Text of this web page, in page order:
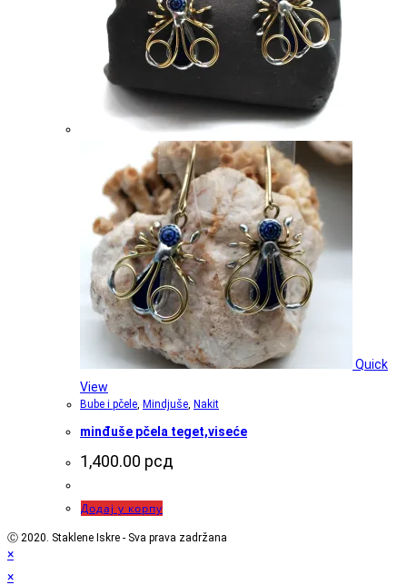
Quick
View
Bube i pčele, Mindjuše, Nakit
minđuše pčela teget,viseće
1,400.00 рсд
Додај у корпу
Ⓒ 2020. Staklene Iskre - Sva prava zadržana
×
×